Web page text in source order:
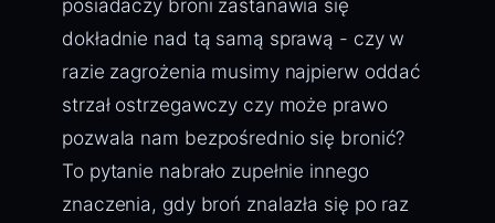
dokładnie nad tą samą sprawą - czy w
razie zagrożenia musimy najpierw oddać
strzał ostrzegawczy czy może prawo
pozwala nam bezpośrednio się bronić?
To pytanie nabrało zupełnie innego
znaczenia, gdy broń znalazła się po raz